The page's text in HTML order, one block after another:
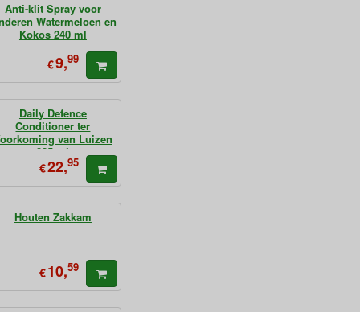
Anti-klit Spray voor
Watermeloen en
Kokos 240 ml
€9,99
Daily Defence
Conditioner ter
van Luizen
225 ml
€22,95
Houten Zakkam
€10,59